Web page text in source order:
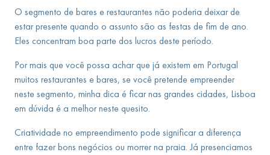
O segmento de bares e restaurantes não poderia deixar de
estar presente quando o assunto são as festas de fim de ano.
Eles concentram boa parte dos lucros deste período.
Por mais que você possa achar que já existem em Portugal
muitos restaurantes e bares, se você pretende empreender
neste segmento, minha dica é ficar nas grandes cidades, Lisboa
em dúvida é a melhor neste quesito.
Criatividade no empreendimento pode significar a diferença
entre fazer bons negócios ou morrer na praia. Já presenciamos